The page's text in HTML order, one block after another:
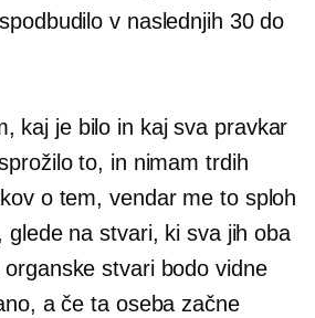
v naslednjih 30 do
kaj je bilo in kaj sva pravkar
to, in nimam trdih
o tem, vendar me to sploh
glede na stvari, ki sva jih oba
stvari bodo vidne
a če ta oseba začne